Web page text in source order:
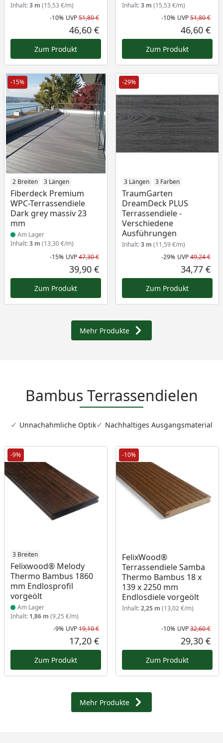
Inhalt:3 m (15,53 €/m)
Rabatt in Prozent
-10%
Ursprünglicher Preis
UVP51,80 €
Aktueller Preis
46,60 €
Zum Produkt
Inhalt:3 m (15,53 €/m)
-10% UVP51,80 €
46,60 €
Zum Produkt
-15%
2 Breiten 3 Längen
Fiberdeck Premium
WPC-Terrassendiele
Dark grey massiv 23
mm
Produkt am Lager
Am Lager
Inhalt:3 m (13,30 €/m)
Rabatt in Prozent
-15%
Ursprünglicher Preis
UVP47,30 €
Aktueller Preis
39,90 €
Zum Produkt
-29%
3 Längen 3 Farben
TraumGarten
DreamDeck PLUS
Terrassendiele -
Verschiedene
Ausführungen
Inhalt:3 m (11,59 €/m)
-29% UVP49,24 €
34,77 €
Zum Produkt
Mehr Produkte
Bambus Terrassendielen
Unnachahmliche Optik Nachhaltiges Ausgangsmaterial
-9%
3 Breiten
Felixwood® Melody
Thermo Bambus 1860
mm Endlosprofil
vorgeölt
Produkt am Lager
Am Lager
Inhalt: 1,86 m (9,25 €/m)
Rabatt in Prozent
-9%
Ursprünglicher Preis
UVP19,10 €
Aktueller Preis
17,20 €
Zum Produkt
-10%
FelixWood®
Terrassendiele Samba
Thermo Bambus 18 x
139 x 2250 mm
Endlosdiele vorgeölt
Inhalt:2,25 m (13,02 €/m)
-10% UVP32,60 €
29,30 €
Zum Produkt
Mehr Produkte